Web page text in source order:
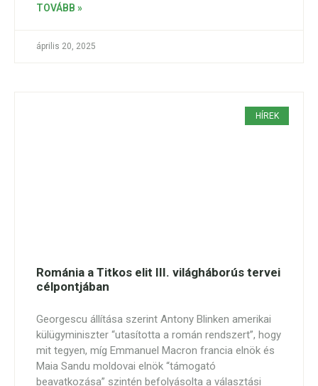
TOVÁBB »
április 20, 2025
HÍREK
Románia a Titkos elit III. világháborús tervei
célpontjában
Georgescu állítása szerint Antony Blinken amerikai
külügyminiszter “utasította a román rendszert”, hogy
mit tegyen, míg Emmanuel Macron francia elnök és
Maia Sandu moldovai elnök “támogató
beavatkozása” szintén befolyásolta a választási